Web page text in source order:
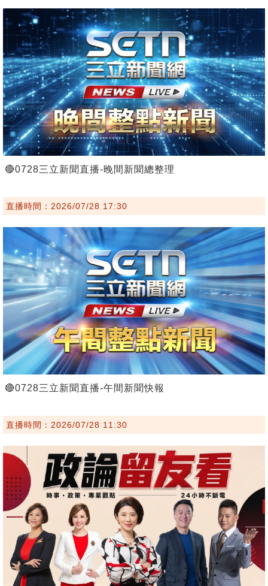
🔴0728三立新聞直播-晚間新聞總整理
直播時間：2026/07/28 17:30
🔴0728三立新聞直播-午間新聞快報
直播時間：2026/07/28 11:30